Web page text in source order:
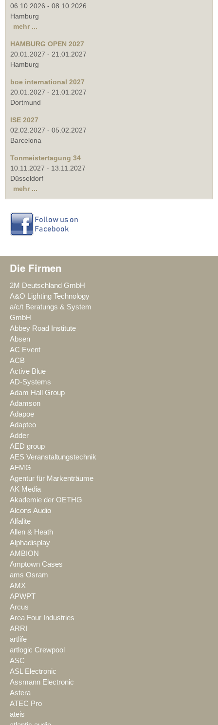
06.10.2026 - 08.10.2026
Hamburg
mehr ...
HAMBURG OPEN 2027
20.01.2027 - 21.01.2027
Hamburg
boe international 2027
20.01.2027 - 21.01.2027
Dortmund
ISE 2027
02.02.2027 - 05.02.2027
Barcelona
Tonmeistertagung 34
10.11.2027 - 13.11.2027
Düsseldorf
mehr ...
Die Firmen
2M Deutschland GmbH
A&O Lighting Technology
a/c/t Beratungs & System
GmbH
Abbey Road Institute
Absen
AC Event
ACB
Active Blue
AD-Systems
Adam Hall Group
Adamson
Adapoe
Adapteo
Adder
AED group
AES Veranstaltungstechnik
AFMG
Agentur für Markenträume
AK Media
Akademie der OETHG
Alcons Audio
Alfalite
Allen & Heath
Alphadisplay
AMBION
Amptown Cases
ams Osram
AMX
APWPT
Arcus
Area Four Industries
ARRI
artlife
artlogic Crewpool
ASC
ASL Electronic
Assmann Electronic
Astera
ATEC Pro
ateis